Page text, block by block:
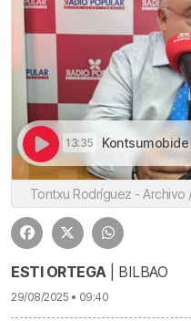
13:35 Kontsumobide llama a una ‘vuelta al cole’ responsable y
Tontxu Rodríguez - Archivo
ESTI ORTEGA| BILBAO
29/08/2025 • 09:40